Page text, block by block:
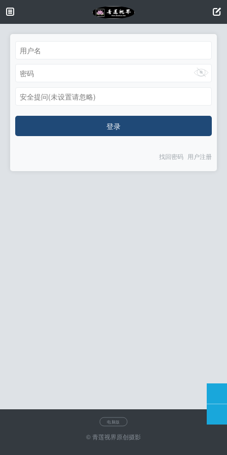
安全提问(未设置请忽略)
登录
找回密码 用户注册
电脑版
© 青莲视界原创摄影